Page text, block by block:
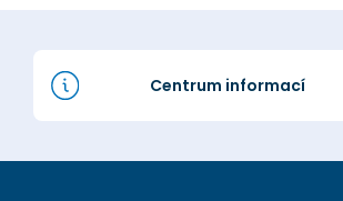
Centrum informací